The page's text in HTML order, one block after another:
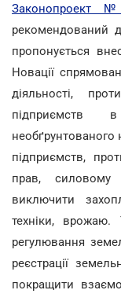
Законопроект
рекомендований
пропонується
Новації
діяльності,
підприємств
підприємств,
прав, силовому
виключити
техніки, врожаю.
регулювання
реєстрації
покращити